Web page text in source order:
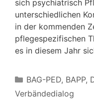
sich psychiatrisch
unterschiedlichen
in der kommenden
pflegespezifischen
es in diesem Jahr
Kategorien
BAG-PED, BAPP,
Verbändedialog